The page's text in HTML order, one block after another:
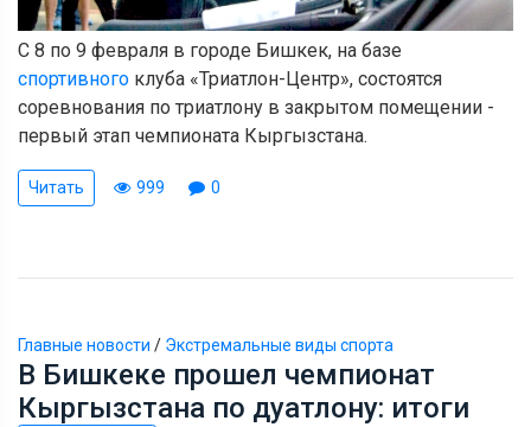
С 8 по 9 февраля в городе Бишкек, на базе
спортивного клуба «Триатлон-Центр», состоятся
соревнования по триатлону в закрытом помещении -
первый этап чемпионата Кыргызстана.
Читать 999 0
Главные новости / Экстремальные виды спорта
В Бишкеке прошел чемпионат
Кыргызстана по дуатлону: итоги